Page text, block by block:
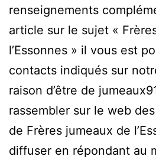
renseignements
article sur le sujet «
l’Essonnes » il vous est
contacts indiqués sur
raison d’être de
rassembler sur le web
de Frères jumeaux de
diffuser en répondant au